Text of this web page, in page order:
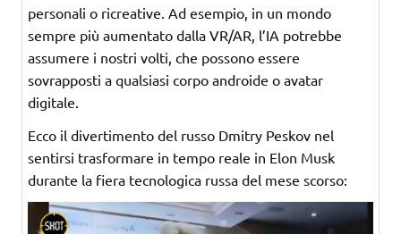
personali o ricreative. Ad esempio, in un mondo
sempre più aumentato dalla VR/AR, l’IA potrebbe
assumere i nostri volti, che possono essere
sovrapposti a qualsiasi corpo androide o avatar
digitale.
Ecco il divertimento del russo Dmitry Peskov nel
sentirsi trasformare in tempo reale in Elon Musk
durante la fiera tecnologica russa del mese scorso: